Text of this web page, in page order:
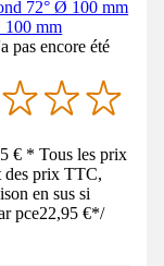
72° Ø 100 mm
mm
pas encore été
€ * Tous les prix
des prix TTC,
en sus si
pce22,95 €*/